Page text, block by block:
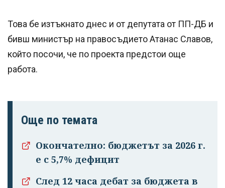
Това бе изтъкнато днес и от депутата от ПП-ДБ и
бивш министър на правосъдието Атанас Славов,
който посочи, че по проекта предстои още
работа.
Още по темата
Окончателно: бюджетът за 2026 г.
е с 5,7% дефицит
След 12 часа дебат за бюджета в